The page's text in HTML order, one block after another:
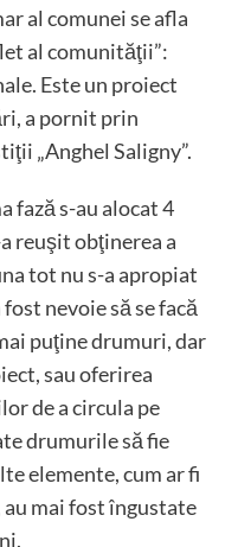
al comunei se afla
al comunităţii”:
Este un proiect
a pornit prin
„Anghel Saligny”.
fază s-au alocat 4
reuşit obţinerea a
tot nu s-a apropiat
nevoie să se facă
puţine drumuri, dar
sau oferirea
de a circula pe
drumurile să fie
elemente, cum ar fi
mai fost îngustate